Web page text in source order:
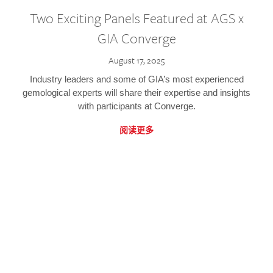
Two Exciting Panels Featured at AGS x
GIA Converge
August 17, 2025
Industry leaders and some of GIA’s most experienced
gemological experts will share their expertise and insights
with participants at Converge.
阅读更多